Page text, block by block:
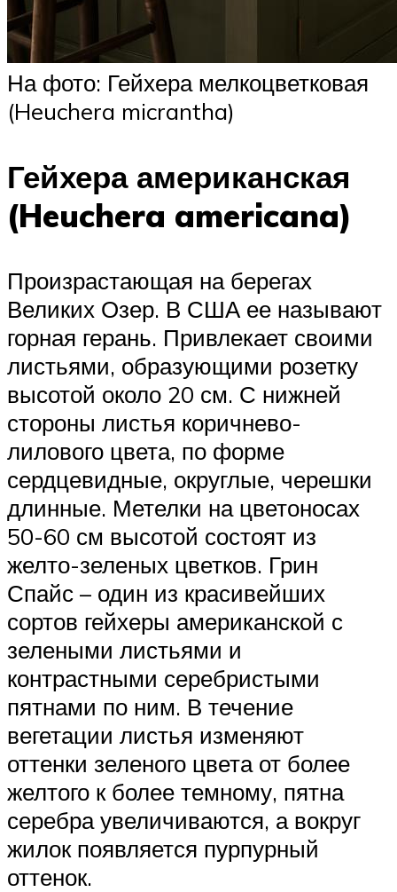
На фото: Гейхера мелкоцветковая
(Heuchera micrantha)
Гейхера американская
(Heuchera americana)
Произрастающая на берегах
Великих Озер. В США ее называют
горная герань. Привлекает своими
листьями, образующими розетку
высотой около 20 см. С нижней
стороны листья коричнево-
лилового цвета, по форме
сердцевидные, округлые, черешки
длинные. Метелки на цветоносах
50-60 см высотой состоят из
желто-зеленых цветков. Грин
Спайс – один из красивейших
сортов гейхеры американской с
зелеными листьями и
контрастными серебристыми
пятнами по ним. В течение
вегетации листья изменяют
оттенки зеленого цвета от более
желтого к более темному, пятна
серебра увеличиваются, а вокруг
жилок появляется пурпурный
оттенок.